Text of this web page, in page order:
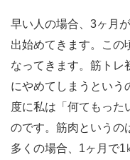
早い人の場合、3ヶ月
出始めてきます。この
なってきます。筋トレ
にやめてしまうという
度に私は「何てもっ
のです。筋肉というの
多くの場合、1ヶ月で